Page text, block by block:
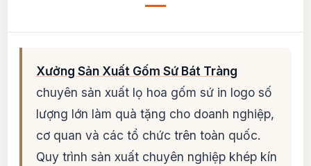
Xưởng Sản Xuất Gốm Sứ Bát Tràng
chuyên sản xuất lọ hoa gốm sứ in logo số
lượng lớn làm quà tặng cho doanh nghiệp,
cơ quan và các tổ chức trên toàn quốc.
Quy trình sản xuất chuyên nghiệp khép kín